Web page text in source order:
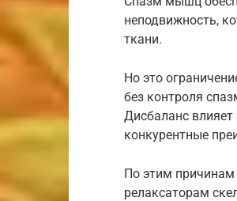
неподвижность,
ткани.
Но это
без контроля
Дисбаланс
конкурентные
По этим
релаксаторам